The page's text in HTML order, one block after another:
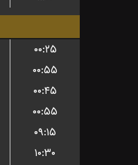
۰۰:۲۵
۰۰:۵۵
۰۰:۴۵
۰۰:۵۵
۰۹:۱۵
۱۰:۳۰